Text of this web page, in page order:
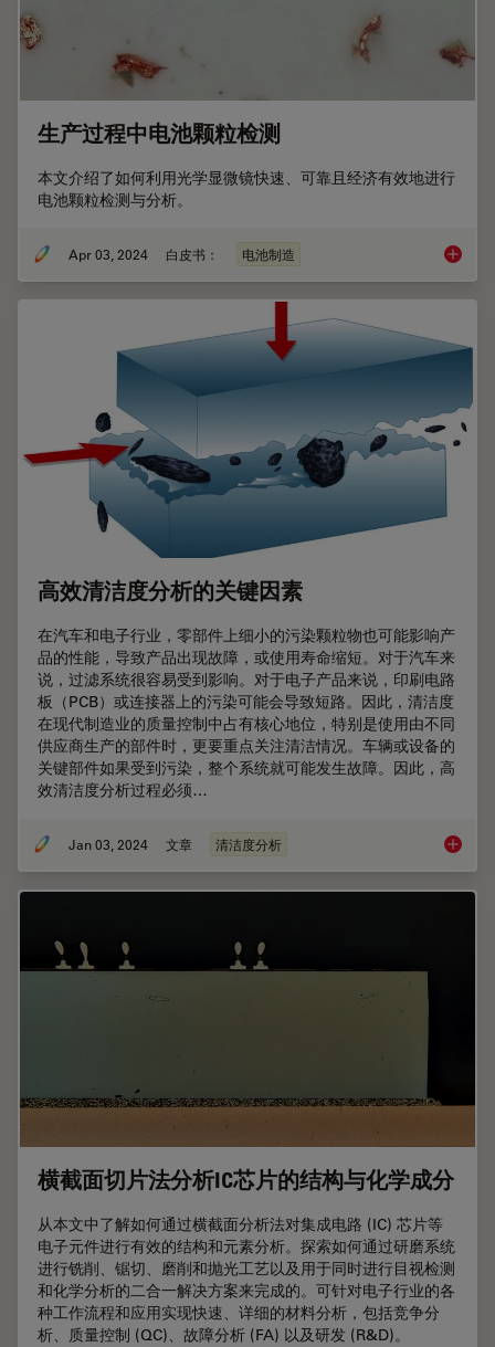
生产过程中电池颗粒检测
本文介绍了如何利用光学显微镜快速、可靠且经济有效地进行
电池颗粒检测与分析。
Apr 03, 2024 白皮书： 电池制造 生产过
高效清洁度分析的关键因素
在汽车和电子行业，零部件上细小的污染颗粒物也可能影响产
品的性能，导致产品出现故障，或使用寿命缩短。对于汽车来
说，过滤系统很容易受到影响。对于电子产品来说，印刷电路
板（PCB）或连接器上的污染可能会导致短路。因此，清洁度
在现代制造业的质量控制中占有核心地位，特别是使用由不同
供应商生产的部件时，更要重点关注清洁情况。车辆或设备的
关键部件如果受到污染，整个系统就可能发生故障。因此，高
效清洁度分析过程必须…
Jan 03, 2024 文章 清洁度分析 高效清
横截面切片法分析IC芯片的结构与化学成分
从本文中了解如何通过横截面分析法对集成电路 (IC) 芯片等
电子元件进行有效的结构和元素分析。探索如何通过研磨系统
进行铣削、锯切、磨削和抛光工艺以及用于同时进行目视检测
和化学分析的二合一解决方案来完成的。可针对电子行业的各
种工作流程和应用实现快速、详细的材料分析，包括竞争分
析、质量控制 (QC)、故障分析 (FA) 以及研发 (R&D)。